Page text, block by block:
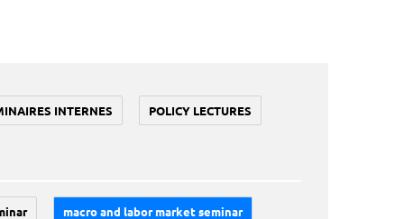
INTERNES POLICY LECTURES
macro and labor market seminar